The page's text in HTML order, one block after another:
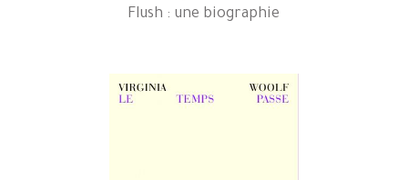
Flush : une biographie